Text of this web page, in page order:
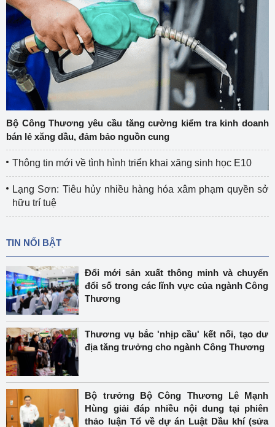
Bộ Công Thương yêu cầu tăng cường kiểm tra kinh doanh
bán lẻ xăng dầu, đảm bảo nguồn cung
Thông tin mới về tình hình triển khai xăng sinh học E10
Lạng Sơn: Tiêu hủy nhiều hàng hóa xâm phạm quyền sở
hữu trí tuệ
TIN NỔI BẬT
Đổi mới sản xuất thông minh và chuyển
đổi số trong các lĩnh vực của ngành Công
Thương
Thương vụ bắc 'nhịp cầu' kết nối, tạo dư
địa tăng trưởng cho ngành Công Thương
Bộ trưởng Bộ Công Thương Lê Mạnh
Hùng giải đáp nhiều nội dung tại phiên
thảo luận Tổ về dự án Luật Dầu khí (sửa